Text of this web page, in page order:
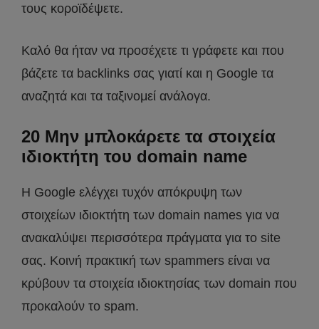
τους κοροϊδέψετε.
Καλό θα ήταν να προσέχετε τι γράφετε και που
βάζετε τα backlinks σας γιατί και η Google τα
αναζητά και τα ταξινομεί ανάλογα.
20 Μην μπλοκάρετε τα στοιχεία
ιδιοκτήτη του domain name
Η Google ελέγχει τυχόν απόκρυψη των
στοιχείων ιδιοκτήτη των domain names για να
ανακαλύψει περισσότερα πράγματα για το site
σας. Κοινή πρακτική των spammers είναι να
κρύβουν τα στοιχεία ιδιοκτησίας των domain που
προκαλούν το spam.